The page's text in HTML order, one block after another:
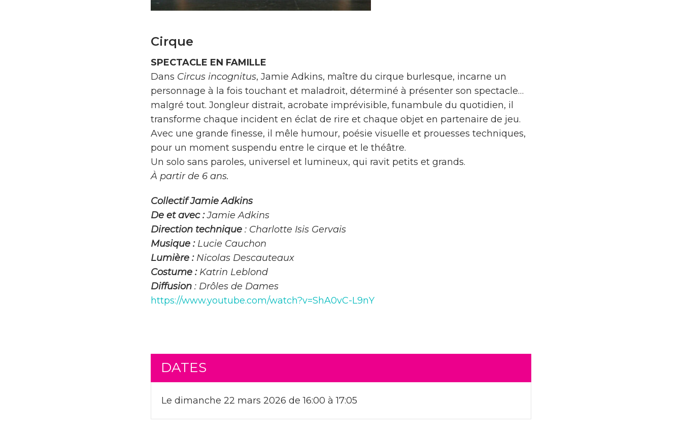
Cirque
SPECTACLE EN FAMILLE
Dans Circus incognitus, Jamie Adkins, maître du cirque burlesque, incarne un
personnage à la fois touchant et maladroit, déterminé à présenter son spectacle…
malgré tout. Jongleur distrait, acrobate imprévisible, funambule du quotidien, il
transforme chaque incident en éclat de rire et chaque objet en partenaire de jeu.
Avec une grande finesse, il mêle humour, poésie visuelle et prouesses techniques,
pour un moment suspendu entre le cirque et le théâtre.
Un solo sans paroles, universel et lumineux, qui ravit petits et grands.
À partir de 6 ans.
Collectif Jamie Adkins
De et avec : Jamie Adkins
Direction technique : Charlotte Isis Gervais
Musique : Lucie Cauchon
Lumière : Nicolas Descauteaux
Costume : Katrin Leblond
Diffusion : Drôles de Dames
https://www.youtube.com/watch?v=ShA0vC-L9nY
DATES
Le dimanche 22 mars 2026 de 16:00 à 17:05